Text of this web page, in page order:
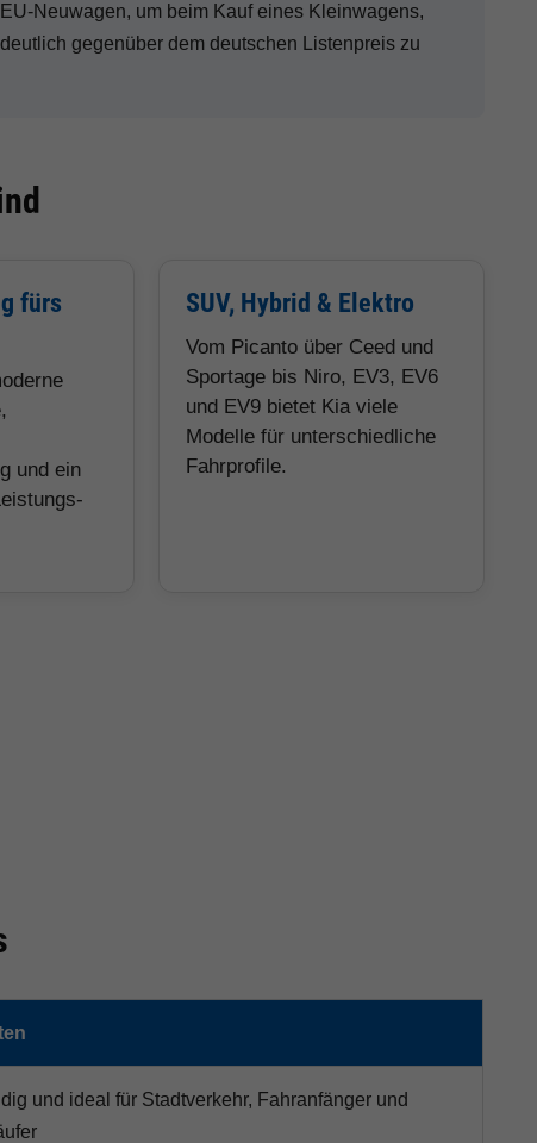
Neuwagen, um beim Kauf eines Kleinwagens,
gegenüber dem deutschen Listenpreis zu
fürs
und ein
SUV, Hybrid & Elektro
Vom Picanto über Ceed und
Sportage bis Niro, EV3, EV6
und EV9 bietet Kia viele
Modelle für unterschiedliche
Fahrprofile.
und ideal für Stadtverkehr, Fahranfänger und